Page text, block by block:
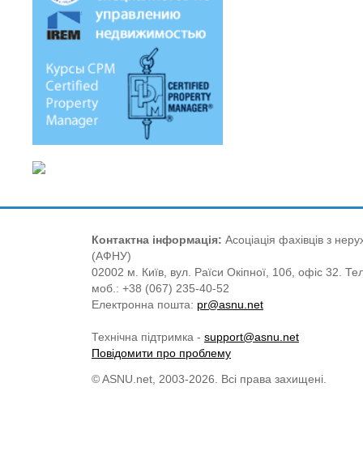
Контактна інформація: Асоціація фахівців з
(АФНУ)
02002 м. Київ, вул. Раїси Окіпної, 10б, офіс 32.
моб.: +38 (067) 235-40-52
Електронна пошта: pr@asnu.net
Технічна підтримка - support@asnu.net
Повідомити про проблему
© ASNU.net, 2003-2026. Всі права захищені.